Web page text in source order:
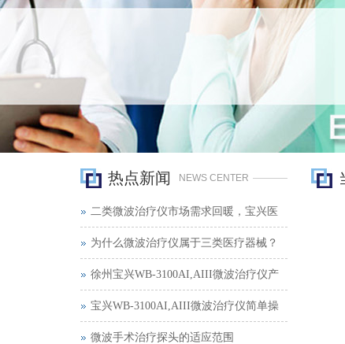
热点新闻 NEWS CENTER
二类微波治疗仪市场需求回暖，宝兴医
疗货源充足助力临床理疗
为什么微波治疗仪属于三类医疗器械？
徐州宝兴WB-3100AI,AIII微波治疗仪产
品质量与服务承诺
宝兴WB-3100AI,AIII微波治疗仪简单操
作说明
微波手术治疗探头的适应范围